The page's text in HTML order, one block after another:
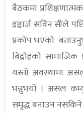
बैठकमा
इञ्चार्ज सविन सीले
प्रकोप भएको
बिद्रोहको
यस्तो अवस्थामा
भन्नुभयो । असल
समृद्ध बनाउन